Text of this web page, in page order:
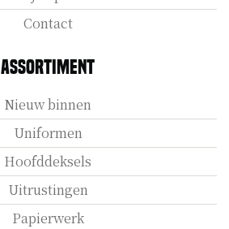
Contact
Assortiment
Nieuw binnen
Uniformen
Hoofddeksels
Uitrustingen
Papierwerk